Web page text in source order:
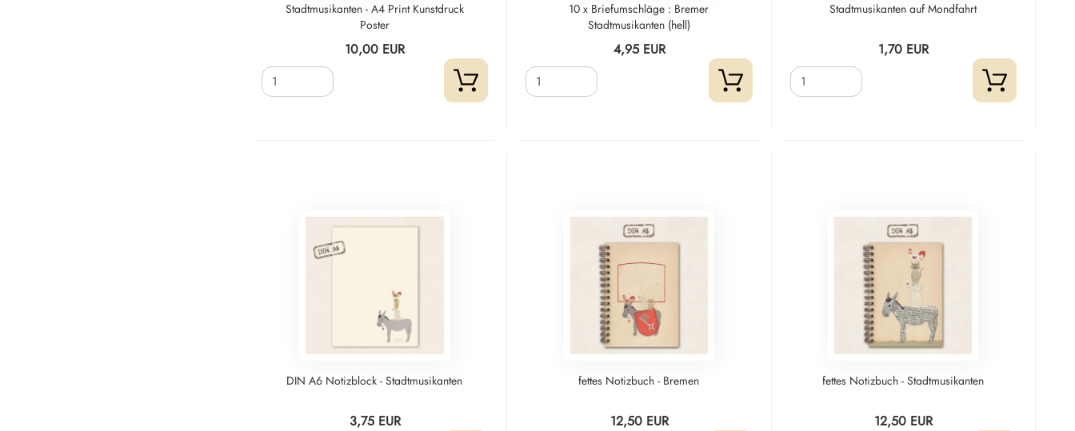
Stadtmusikanten - A4 Print Kunstdruck
Poster
10,00 EUR
10 x Briefumschläge : Bremer
Stadtmusikanten (hell)
4,95 EUR
Stadtmusikanten auf Mondfahrt
1,70 EUR
DIN A6 Notizblock - Stadtmusikanten
3,75 EUR
fettes Notizbuch - Bremen
12,50 EUR
fettes Notizbuch - Stadtmusikanten
12,50 EUR